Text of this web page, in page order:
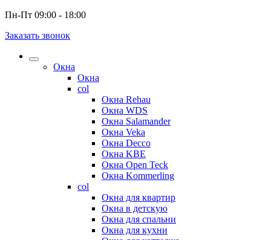
Пн-Пт 09:00 - 18:00
Заказать звонок
Окна
Окна
col
Окна Rehau
Окна WDS
Окна Salamander
Окна Veka
Окна Decco
Окна KBE
Окна Open Teck
Окна Kommerling
col
Окна для квартир
Окна в детскую
Окна для спальни
Окна для кухни